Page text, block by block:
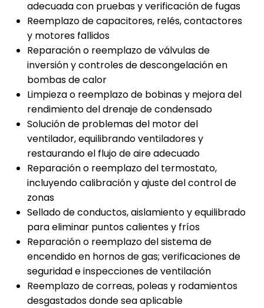
adecuada con pruebas y verificación de fugas
Reemplazo de capacitores, relés, contactores
y motores fallidos
Reparación o reemplazo de válvulas de
inversión y controles de descongelación en
bombas de calor
Limpieza o reemplazo de bobinas y mejora del
rendimiento del drenaje de condensado
Solución de problemas del motor del
ventilador, equilibrando ventiladores y
restaurando el flujo de aire adecuado
Reparación o reemplazo del termostato,
incluyendo calibración y ajuste del control de
zonas
Sellado de conductos, aislamiento y equilibrado
para eliminar puntos calientes y fríos
Reparación o reemplazo del sistema de
encendido en hornos de gas; verificaciones de
seguridad e inspecciones de ventilación
Reemplazo de correas, poleas y rodamientos
desgastados donde sea aplicable